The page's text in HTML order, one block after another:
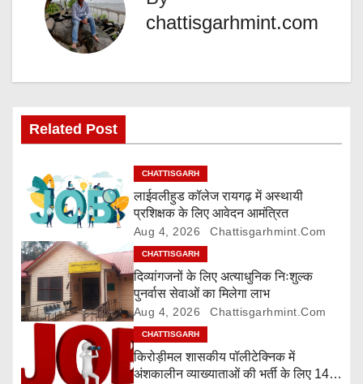
i
g
a
t
i
o
n
chattisgarhmint.com
Related Post
CHATTISGARH
लाईवलीहुड कॉलेज रायगढ़ में अस्थायी
प्रशिक्षक के लिए आवेदन आमंत्रित
Aug 4, 2026 Chattisgarhmint.com
CHATTISGARH
दिव्यांगजनों के लिए अत्याधुनिक निःशुल्क
पुनर्वास सेवाओं का मिलेगा लाभ
Aug 4, 2026 Chattisgarhmint.com
CHATTISGARH
किरोड़ीमल शासकीय पॉलीटेक्निक में
अंशकालीन व्याख्याताओं की भर्ती के लिए 14